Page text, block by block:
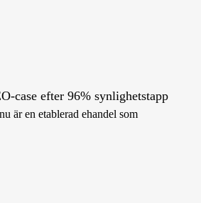
case efter 96% synlighetstapp
är en etablerad ehandel som